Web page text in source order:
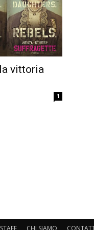
vittoria
1
CHI SIAMO